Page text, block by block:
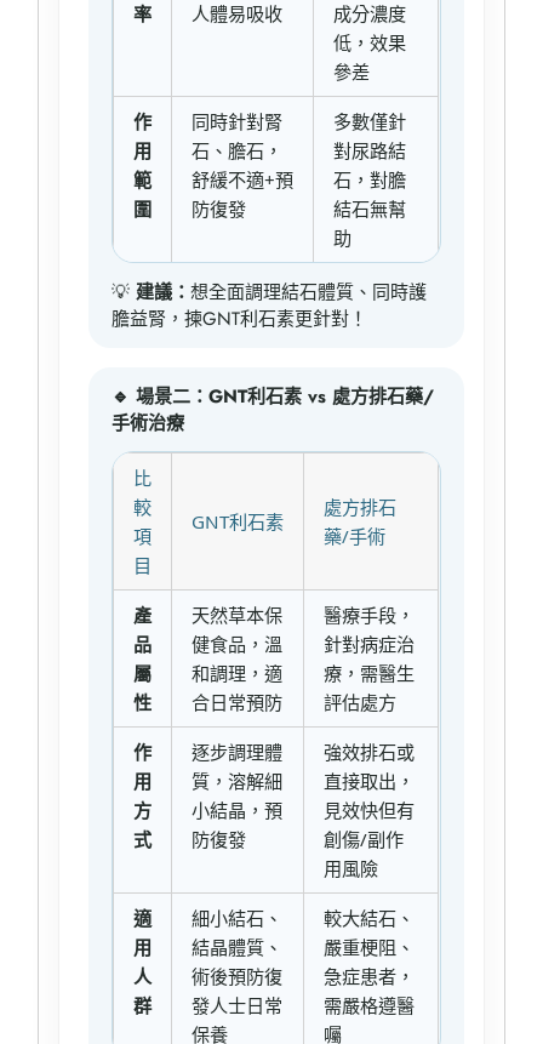
率
人體易吸收
成分濃度
低，效果
參差
作
用
範
圍
同時針對腎
石、膽石，
舒緩不適+預
防復發
多數僅針
對尿路結
石，對膽
結石無幫
助
💡建議：想全面調理結石體質、同時護
膽益腎，揀GNT利石素更針對！
🔹 場景二：GNT利石素 vs 處方排石藥/
手術治療
比
較
項
目
GNT利石素
處方排石
藥/手術
產
品
屬
性
天然草本保
健食品，溫
和調理，適
合日常預防
醫療手段，
針對病症治
療，需醫生
評估處方
作
用
方
式
逐步調理體
質，溶解細
小結晶，預
防復發
強效排石或
直接取出，
見效快但有
創傷/副作
用風險
適
用
人
群
細小結石、
結晶體質、
術後預防復
發人士日常
保養
較大結石、
嚴重梗阻、
急症患者，
需嚴格遵醫
囑